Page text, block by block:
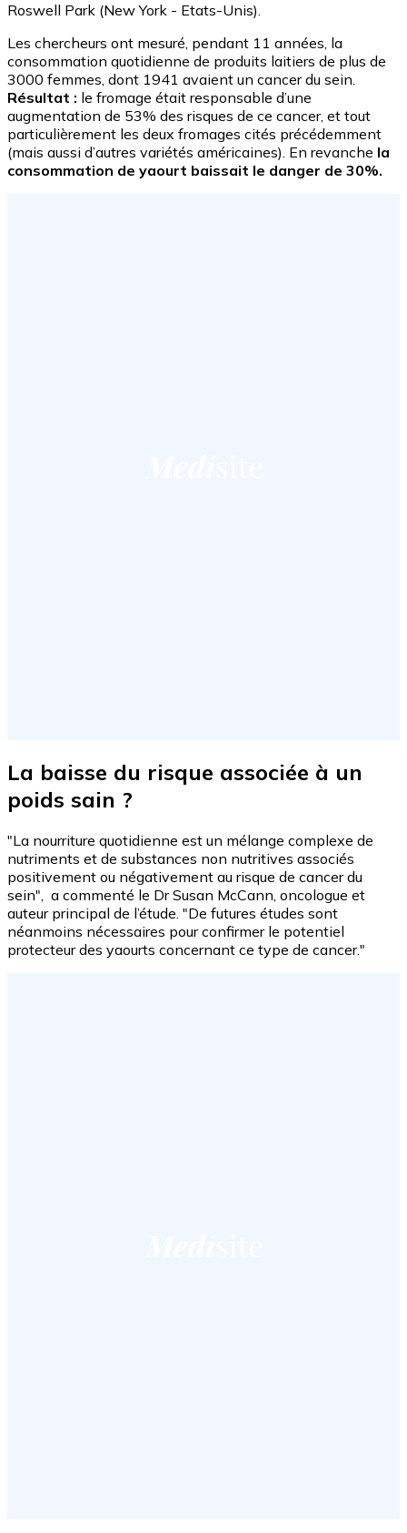
Roswell Park (New York - Etats-Unis).
Les chercheurs ont mesuré, pendant 11 années, la
consommation quotidienne de produits laitiers de plus de
3000 femmes, dont 1941 avaient un cancer du sein.
Résultat : le fromage était responsable d’une
augmentation de 53% des risques de ce cancer, et tout
particulièrement les deux fromages cités précédemment
(mais aussi d’autres variétés américaines). En revanche la
consommation de yaourt baissait le danger de 30%.
La baisse du risque associée à un
poids sain ?
"La nourriture quotidienne est un mélange complexe de
nutriments et de substances non nutritives associés
positivement ou négativement au risque de cancer du
sein", a commenté le Dr Susan McCann, oncologue et
auteur principal de l’étude. "De futures études sont
néanmoins nécessaires pour confirmer le potentiel
protecteur des yaourts concernant ce type de cancer."